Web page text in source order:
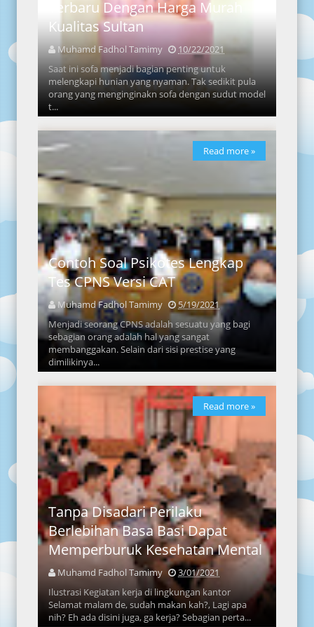
Terbaru Dengan Harga Murah
Kualitas Sultan
Muhamd Fadhol Tamimy
10/22/2021
Saat ini sofa menjadi bagian penting untuk
melengkapi hunian yang nyaman. Tak sedikit pula
orang yang menginginakn sofa dengan sudut model
t...
Contoh Soal Psikotes Lengkap
Tes CPNS Versi CAT
Muhamd Fadhol Tamimy
5/19/2021
Menjadi seorang CPNS adalah sesuatu yang bagi
sebagian orang adalah hal yang sangat
membanggakan. Selain dari sisi prestise yang
dimilikinya...
Read more »
Tanpa Disadari Perilaku
Berlebihan Basa Basi Dapat
Memperburuk Kesehatan Mental
Muhamd Fadhol Tamimy
3/01/2021
Ilustrasi Kegiatan kerja di lingkungan kantor
Selamat malam de, sudah makan kah?, Lagi apa
nih? Eh ada disini juga, ga kerja? Sebagian perta...
Read more »